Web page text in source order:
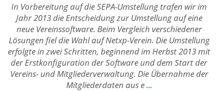
In Vorbereitung auf die SEPA-Umstellung trafen wir im
Jahr 2013 die Entscheidung zur Umstellung auf eine
neue Vereinssoftware. Beim Vergleich verschiedener
Lösungen fiel die Wahl auf Netxp-Verein. Die Umstellung
erfolgte in zwei Schritten, beginnend im Herbst 2013 mit
der Erstkonfiguration der Software und dem Start der
Vereins- und Mitgliederverwaltung. Die Übernahme der
Mitgliederdaten aus e...